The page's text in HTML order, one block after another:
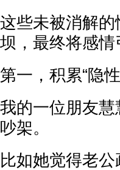
这些未被消解
坝，最终将感
第一，积累“隐
我的一位朋友
吵架。
比如她觉得老